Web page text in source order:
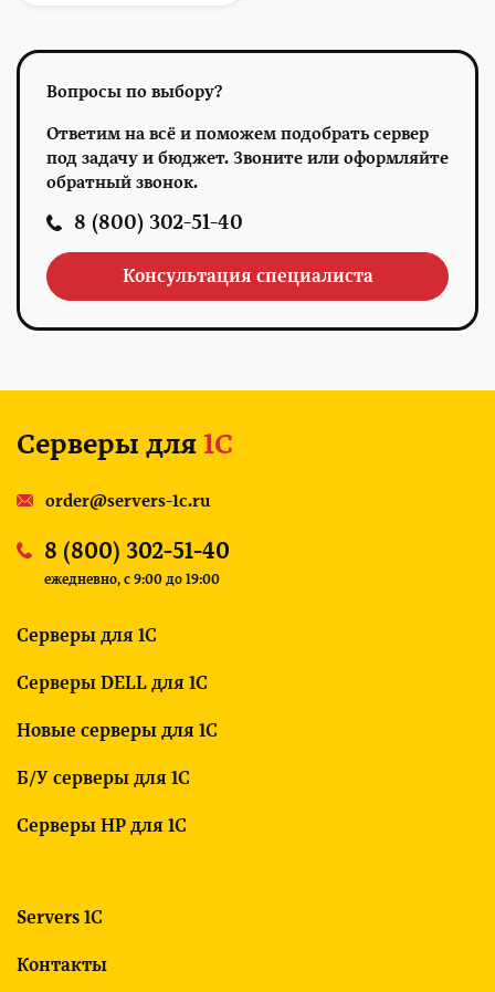
Вопросы по выбору?
Ответим на всё и поможем подобрать сервер
под задачу и бюджет. Звоните или оформляйте
обратный звонок.
8 (800) 302-51-40
Консультация специалиста
Серверы для 1С
Серверы DELL для 1С
Новые серверы для 1С
Б/У серверы для 1С
Серверы HP для 1С
Servers 1C
Контакты
Серверы для 1С
order@servers-1c.ru
8 (800) 302-51-40
ежедневно, c 9:00 до 19:00